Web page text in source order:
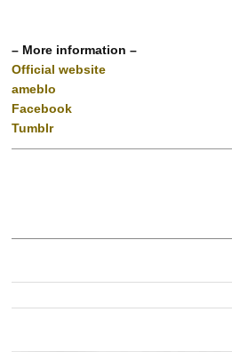
– More information –
Official website
ameblo
Facebook
Tumblr